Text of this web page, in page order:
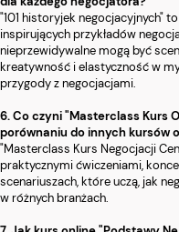
"101 historyjek negocjacyjnych"
inspirujących przykładów
nieprzewidywalne mogą być
kreatywność i elastyczność w
przygody z negocjacjami.
6. Co czyni "Masterclass Kurs
porównaniu do innych kursów
"Masterclass Kurs Negocjacji
praktycznymi ćwiczeniami,
scenariuszach, które uczą, jak
w różnych branżach.